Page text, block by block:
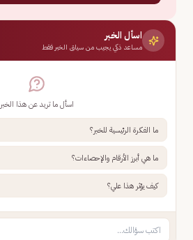
اسأل الخبر
مساعد ذكي يجيب من سياق الخبر فقط
اسأل ما تريد عن هذا الخبر
ما الفكرة الرئيسية للخبر؟
ما هي أبرز الأرقام والإحصاءات؟
كيف يؤثر هذا علي؟